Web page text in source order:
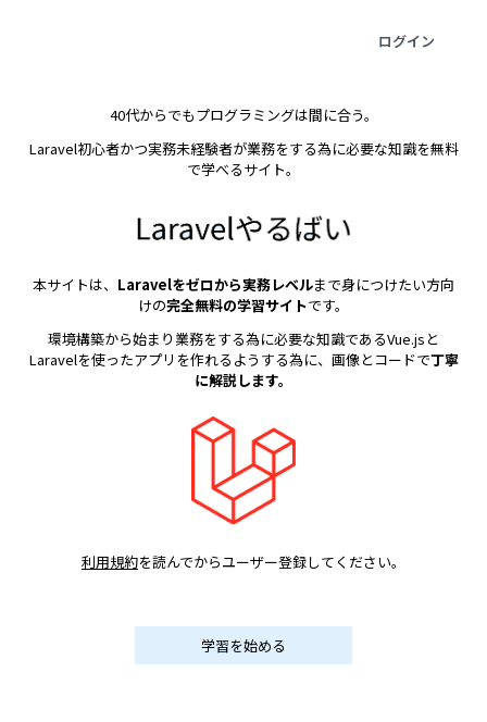
ログイン
40代からでもプログラミングは間に合う。
Laravel初心者かつ実務未経験者が業務をする為に必要な知識を無料
で学べるサイト。
本サイトは、 Laravelをゼロから実務レベルまで身につけたい方向
けの完全無料の学習サイトです。
環境構築から始まり業務をする為に必要な知識であるVue.jsと
Laravelを使ったアプリを作れるようする為に、画像とコードで丁寧
に解説します。
利用規約を読んでからユーザー登録してください。
学習を始める